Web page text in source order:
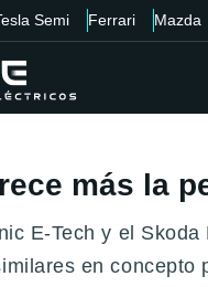
Semi Ferrari Mazda
más la
E-Tech y el
en concepto